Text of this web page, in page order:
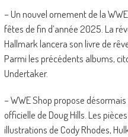
– Un nouvel ornement de la
fêtes de fin d’année 2025. La
Hallmark lancera son livre de
Parmi les précédents albums,
Undertaker.
– WWE Shop propose
officielle de Doug Hills. Les
illustrations de Cody Rhodes,